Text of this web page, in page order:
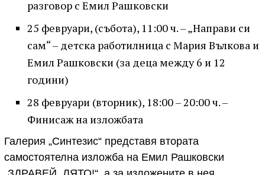
разговор с Емил Рашковски
25 февруари, (събота), 11:00 ч. – „Направи си
сам“ – детска работилница с Мария Вълкова и
Емил Рашковски (за деца между 6 и 12
години)
28 февруари (вторник), 18:00 – 20:00 ч. –
Финисаж на изложбата
Галерия „Синтезис“ представя втората
самостоятелна изложба на Емил Рашковски